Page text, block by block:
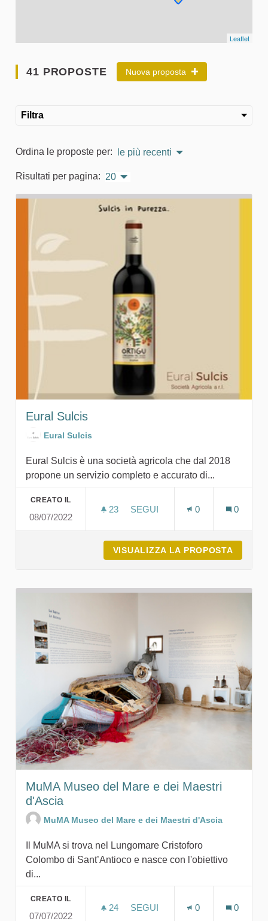
Leaflet
41 PROPOSTE Nuova proposta
Filtra
Ordina le proposte per: le più recenti
Risultati per pagina: 20
Eural Sulcis
Eural Sulcis
Eural Sulcis è una società agricola che dal 2018
propone un servizio completo e accurato di...
CREATO IL
08/07/2022
23 23 SOSTENITORI
SEGUI
0 0
VISUALIZZA LA PROPOSTA
MuMA Museo del Mare e dei Maestri
d'Ascia
MuMA Museo del Mare e dei Maestri d'Ascia
Il MuMA si trova nel Lungomare Cristoforo
Colombo di Sant’Antioco e nasce con l'obiettivo
di...
CREATO IL
07/07/2022
24 24 SOSTENITORI
SEGUI
0 0